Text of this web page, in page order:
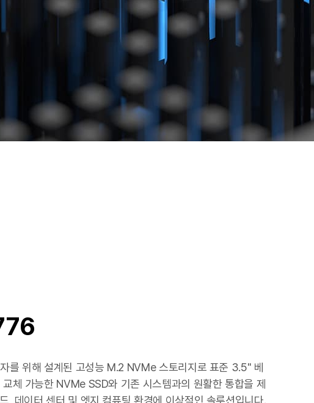
를 위해 설계된 고성능 M.2 NVMe 스토리지로 표준 3.5" 베
체 가능한 NVMe SSD와 기존 시스템과의 원활한 통합을 제
, 데이터 센터 및 엣지 컴퓨팅 환경에 이상적인 솔루션입니다.